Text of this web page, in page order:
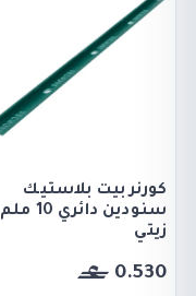
كورنر بيت بلاستيك
سنودين دائري 10 ملم
زيتي
0.530